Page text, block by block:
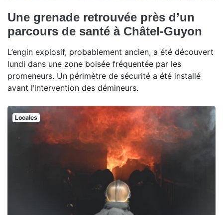
Une grenade retrouvée près d’un
parcours de santé à Châtel-Guyon
L’engin explosif, probablement ancien, a été découvert
lundi dans une zone boisée fréquentée par les
promeneurs. Un périmètre de sécurité a été installé
avant l’intervention des démineurs.
Locales